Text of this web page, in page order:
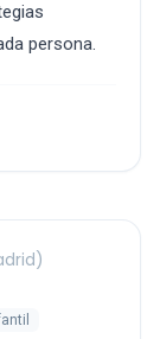
persona.